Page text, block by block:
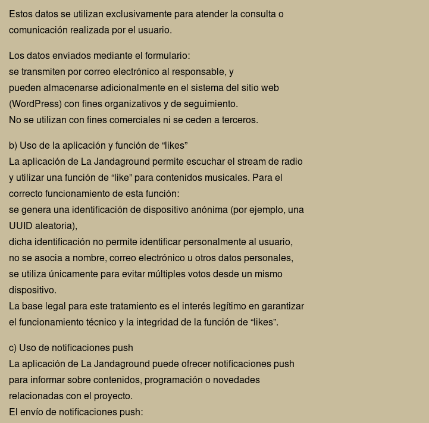
Estos datos se utilizan exclusivamente para atender la consulta o
comunicación realizada por el usuario.
Los datos enviados mediante el formulario:
se transmiten por correo electrónico al responsable, y
pueden almacenarse adicionalmente en el sistema del sitio web
(WordPress) con fines organizativos y de seguimiento.
No se utilizan con fines comerciales ni se ceden a terceros.
b) Uso de la aplicación y función de “likes”
La aplicación de La Jandaground permite escuchar el stream de radio
y utilizar una función de “like” para contenidos musicales. Para el
correcto funcionamiento de esta función:
se genera una identificación de dispositivo anónima (por ejemplo, una
UUID aleatoria),
dicha identificación no permite identificar personalmente al usuario,
no se asocia a nombre, correo electrónico u otros datos personales,
se utiliza únicamente para evitar múltiples votos desde un mismo
dispositivo.
La base legal para este tratamiento es el interés legítimo en garantizar
el funcionamiento técnico y la integridad de la función de “likes”.
c) Uso de notificaciones push
La aplicación de La Jandaground puede ofrecer notificaciones push
para informar sobre contenidos, programación o novedades
relacionadas con el proyecto.
El envío de notificaciones push: